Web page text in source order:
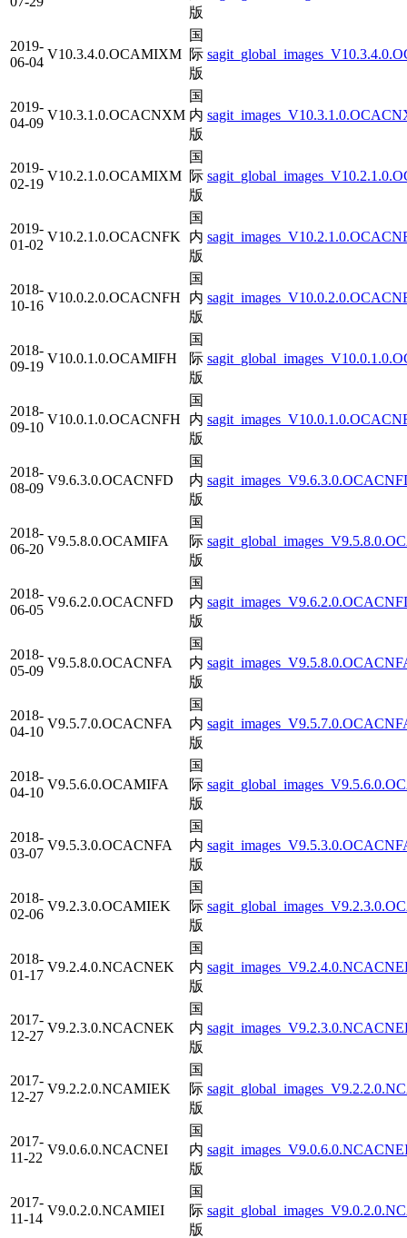
版
2019-
06-04
V10.3.4.0.OCAMIXM
国
际
版
2019-
04-09
V10.3.1.0.OCACNXM
国
内
版
2019-
02-19
V10.2.1.0.OCAMIXM
国
际
版
2019-
01-02
V10.2.1.0.OCACNFK
国
内
版
2018-
10-16
V10.0.2.0.OCACNFH
国
内
版
2018-
09-19
V10.0.1.0.OCAMIFH
国
际
版
2018-
09-10
V10.0.1.0.OCACNFH
国
内
版
2018-
08-09
V9.6.3.0.OCACNFD
国
内
版
2018-
06-20
V9.5.8.0.OCAMIFA
国
际
版
2018-
06-05
V9.6.2.0.OCACNFD
国
内
版
2018-
05-09
V9.5.8.0.OCACNFA
国
内
版
2018-
04-10
V9.5.7.0.OCACNFA
国
内
版
2018-
04-10
V9.5.6.0.OCAMIFA
国
际
版
2018-
03-07
V9.5.3.0.OCACNFA
国
内
版
2018-
02-06
V9.2.3.0.OCAMIEK
国
际
版
2018-
01-17
V9.2.4.0.NCACNEK
国
内
版
2017-
12-27
V9.2.3.0.NCACNEK
国
内
版
2017-
12-27
V9.2.2.0.NCAMIEK
国
际
版
2017-
11-22
V9.0.6.0.NCACNEI
国
内
版
2017-
11-14
V9.0.2.0.NCAMIEI
国
际
版